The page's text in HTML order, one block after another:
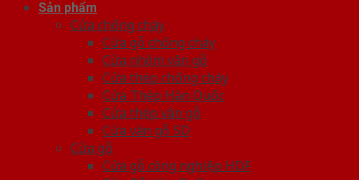
Sản phẩm
Cửa chống cháy
Cửa gỗ chống cháy
Cửa nhôm vân gỗ
Cửa thép chống cháy
Cửa Thép Hàn Quốc
Cửa thép vân gỗ
Cửa vân gỗ 5D
Cửa gỗ
Cửa gỗ công nghiệp HDF